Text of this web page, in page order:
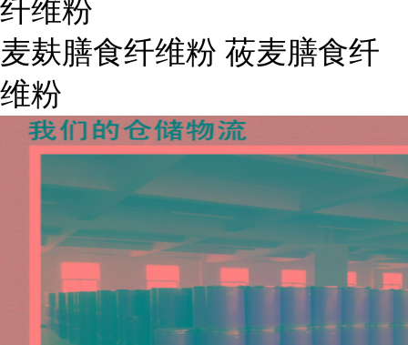
纤维粉
麦麸膳食纤维粉 莜麦膳食纤
维粉